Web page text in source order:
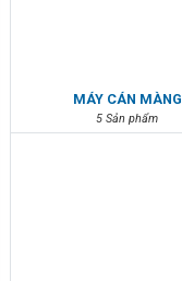
MÁY CÁN MÀNG
5 Sản phẩm